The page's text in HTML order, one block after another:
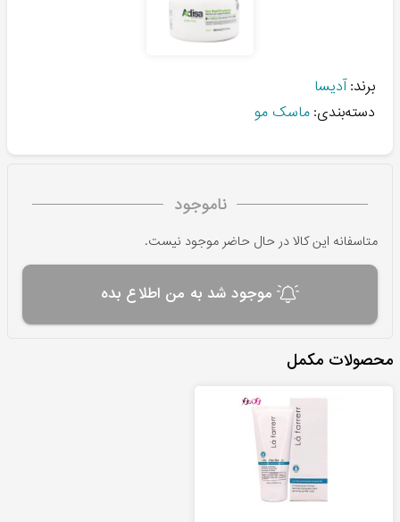
برند: آدیسا
دسته‌بندی: ماسک مو
ناموجود
متاسفانه این کالا در حال حاضر موجود نیست.
موجود شد به من اطلاع بده
محصولات مکمل